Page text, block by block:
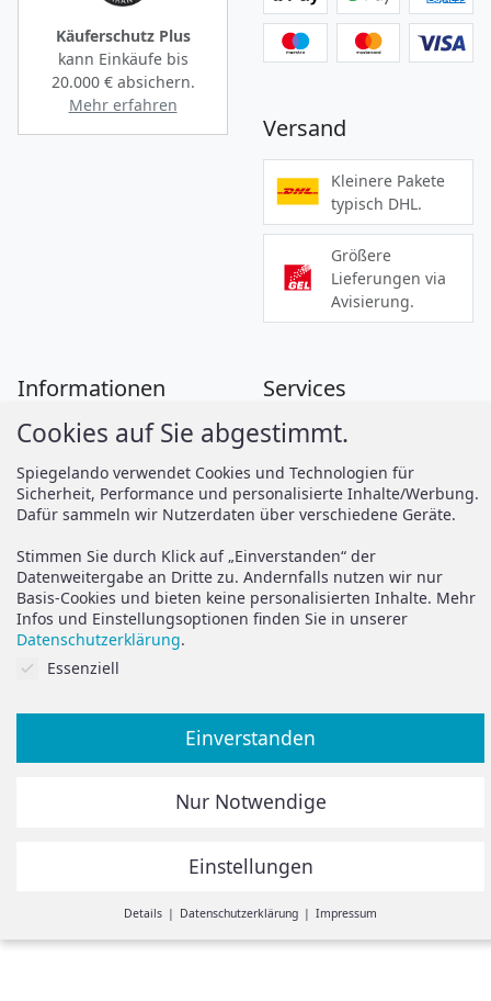
Käuferschutz Plus
kann Einkäufe bis
20.000 €absichern.
Mehr erfahren
Versand
Kleinere Pakete
typisch DHL.
Größere
Lieferungen via
Avisierung.
Informationen
Zahlung
Versand
AGB
Vertrag widerrufen
Datenschutz
Impressum
Services
Montageanleitungen
Spiegelando Magazin
Support
Brauchen Sie Hilfe oder
haben Sie Fragen?
Die durchgestrichenen Preise entsprechen dem bisherigen
© Spiegelando 2024
Withdraw from contract
Cookies auf Sie abgestimmt.
Spiegelando verwendet Cookies und Technologien für
Sicherheit, Performance und personalisierte Inhalte/Werbung.
Dafür sammeln wir Nutzerdaten über verschiedene Geräte.
Stimmen Sie durch Klick auf „Einverstanden“ der
Datenweitergabe an Dritte zu. Andernfalls nutzen wir nur
Basis-Cookies und bieten keine personalisierten Inhalte. Mehr
Infos und Einstellungsoptionen finden Sie in unserer
Datenschutzerklärung.
Cookies auf Sie abgestimmt.
Essenziell
Einverstanden
Nur Notwendige
Einstellungen
Details Datenschutzerklärung Impressum
Einstellungen